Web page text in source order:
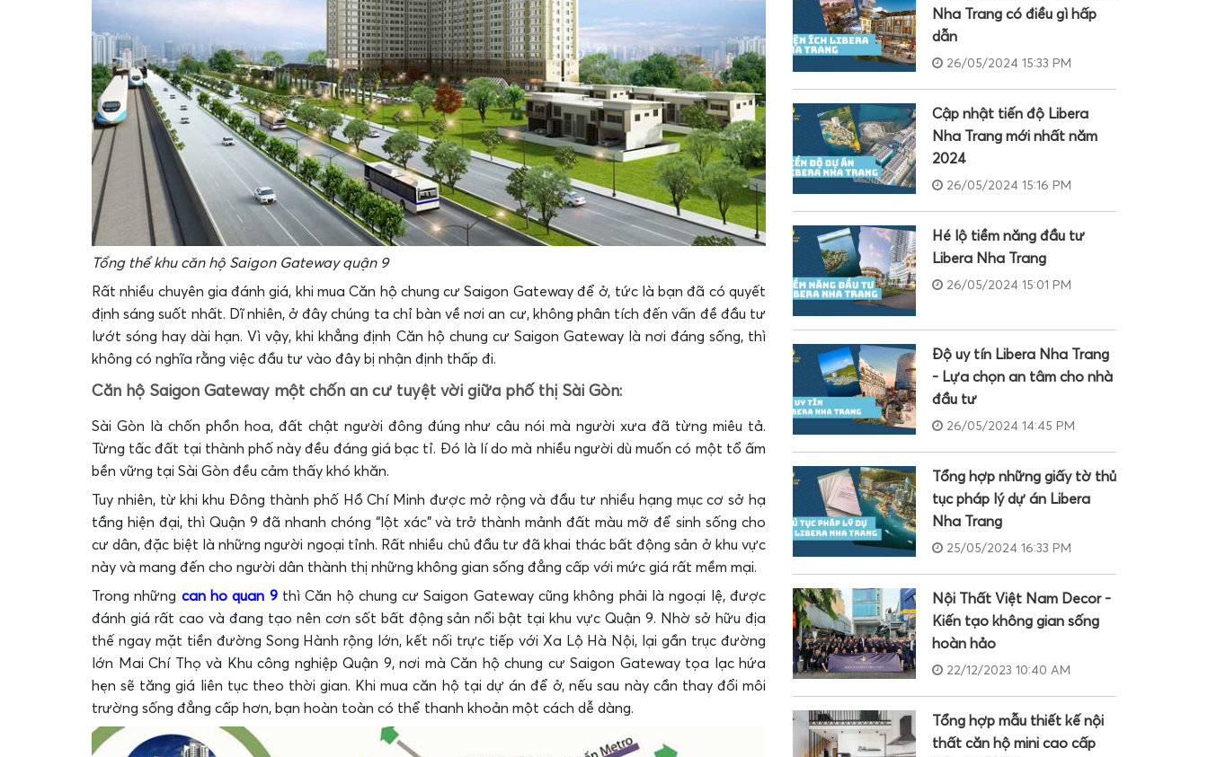
Tổng thể khu căn hộ Saigon Gateway quận 9
Rất nhiều chuyên gia đánh giá, khi mua Căn hộ chung cư Saigon Gateway để ở, tức là bạn đã có quyết
định sáng suốt nhất. Dĩ nhiên, ở đây chúng ta chỉ bàn về nơi an cư, không phân tích đến vấn đề đầu tư
lướt sóng hay dài hạn. Vì vậy, khi khẳng định Căn hộ chung cư Saigon Gateway là nơi đáng sống, thì
không có nghĩa rằng việc đầu tư vào đây bị nhận định thấp đi.
Căn hộ Saigon Gateway một chốn an cư tuyệt vời giữa phố thị Sài Gòn:
Sài Gòn là chốn phồn hoa, đất chật người đông đúng như câu nói mà người xưa đã từng miêu tả.
Từng tấc đất tại thành phố này đều đáng giá bạc tỉ. Đó là lí do mà nhiều người dù muốn có một tổ ấm
bền vững tại Sài Gòn đều cảm thấy khó khăn.
Tuy nhiên, từ khi khu Đông thành phố Hồ Chí Minh được mở rộng và đầu tư nhiều hạng mục cơ sở hạ
tầng hiện đại, thì Quận 9 đã nhanh chóng “lột xác” và trở thành mảnh đất màu mỡ để sinh sống cho
cư dân, đặc biệt là những người ngoại tỉnh. Rất nhiều chủ đầu tư đã khai thác bất động sản ở khu vực
này và mang đến cho người dân thành thị những không gian sống đẳng cấp với mức giá rất mềm mại.
Trong những can ho quan 9thì Căn hộ chung cư Saigon Gateway cũng không phải là ngoại lệ, được
đánh giá rất cao và đang tạo nên cơn sốt bất động sản nổi bật tại khu vực Quận 9. Nhờ sở hữu địa
thế ngay mặt tiền đường Song Hành rộng lớn, kết nối trực tiếp với Xa Lộ Hà Nội, lại gần trục đường
lớn Mai Chí Thọ và Khu công nghiệp Quận 9, nơi mà Căn hộ chung cư Saigon Gateway tọa lạc hứa
hẹn sẽ tăng giá liên tục theo thời gian. Khi mua căn hộ tại dự án để ở, nếu sau này cần thay đổi môi
trường sống đẳng cấp hơn, bạn hoàn toàn có thể thanh khoản một cách dễ dàng.
Nha Trang có điều gì hấp
dẫn
26/05/2024 15:33 PM
Cập nhật tiến độ Libera
Nha Trang mới nhất năm
2024
26/05/2024 15:16 PM
Hé lộ tiềm năng đầu tư
Libera Nha Trang
26/05/2024 15:01 PM
Độ uy tín Libera Nha Trang
- Lựa chọn an tâm cho nhà
đầu tư
26/05/2024 14:45 PM
Tổng hợp những giấy tờ thủ
tục pháp lý dự án Libera
Nha Trang
25/05/2024 16:33 PM
Nội Thất Việt Nam Decor -
Kiến tạo không gian sống
hoàn hảo
22/12/2023 10:40 AM
Tổng hợp mẫu thiết kế nội
thất căn hộ mini cao cấp